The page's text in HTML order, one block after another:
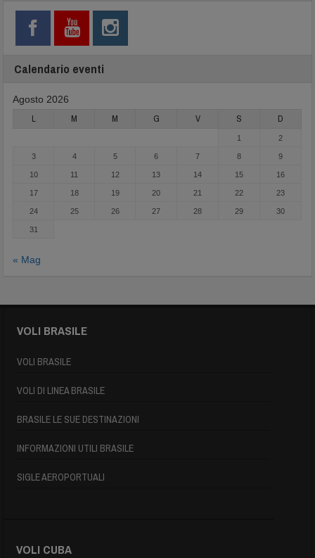
Calendario eventi
Agosto 2026
L M M G V S D
1 2
3 4 5 6 7 8 9
10 11 12 13 14 15 16
17 18 19 20 21 22 23
24 25 26 27 28 29 30
31
« Mag
VOLI BRASILE
VOLI BRASILE
VOLI DI LINEA BRASILE
BRASILE LE SUE DESTINAZIONI
INFORMAZIONI UTILI BRASILE
SIGLE AEROPORTUALI
VOLI CUBA